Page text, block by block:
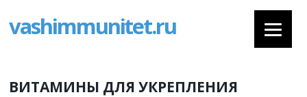
vashimmunitet.ru
ВИТАМИНЫ ДЛЯ УКРЕПЛЕНИЯ